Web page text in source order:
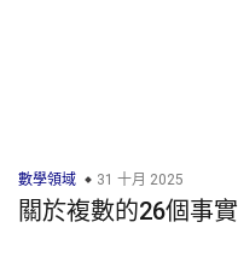
數學領域 31 十月 2025
關於複數的26個事實